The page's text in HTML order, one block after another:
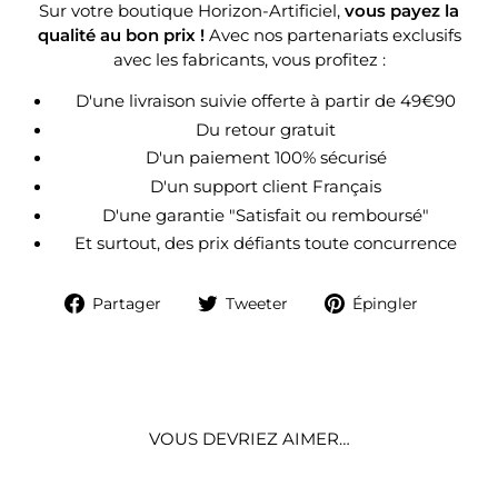
Sur votre boutique Horizon-Artificiel, vous payez la
qualité au bon prix !Avec nos partenariats exclusifs
avec les fabricants, vous profitez :
D'une livraison suivie offerte à partir de 49€90
Du retour gratuit
D'un paiement 100% sécurisé
D'un support client Français
D'une garantie "Satisfait ou remboursé"
Et surtout, des prix défiants toute concurrence
Partager
PartagerTweeter
TweeterÉpingler
VOUS DEVRIEZ AIMER…